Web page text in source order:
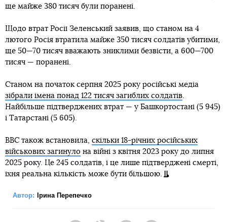
ще майже 380 тисяч були поранені.
Щодо втрат Росії Зеленський заявив, що станом на 4
лютого Росія втратила майже 350 тисяч солдатів убитими,
ще 50—70 тисяч вважають зниклими безвісти, а 600—700
тисяч — поранені.
Станом на початок серпня 2025 року російські медіа
зібрали імена понад 122 тисяч загиблих солдатів.
Найбільше підтверджених втрат — у Башкортостані (5 945)
і Татарстані (5 605).
BBC також встановила, скільки 18-річних російських
військових загинуло на війні з квітня 2023 року до липня
2025 року. Це 245 солдатів, і це лише підтверджені смерті,
їхня реальна кількість може бути більшою.
Автор: Ірина Перепечко